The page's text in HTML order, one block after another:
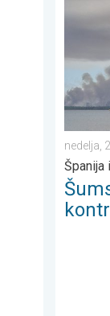
nedelja,
Španija